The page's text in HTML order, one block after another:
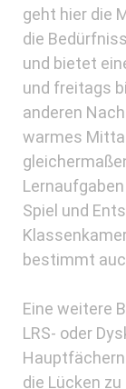
geht hier die
die
und bietet
und freitags
anderen
warmes
Spiel und
bestimmt
Eine weitere
LRS- oder
die Lücken